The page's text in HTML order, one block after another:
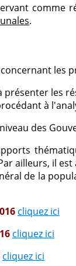
comme
.
les
présenter les
à
des
ailleurs, il
de la
cliquez ici
cliquez ici
cliquez ici